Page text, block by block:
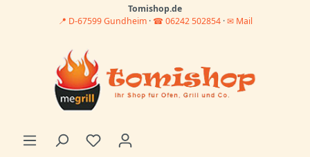
Tomishop.de
📍 D-67599 Gundheim · ☎ 06242 502854·✉ Mail